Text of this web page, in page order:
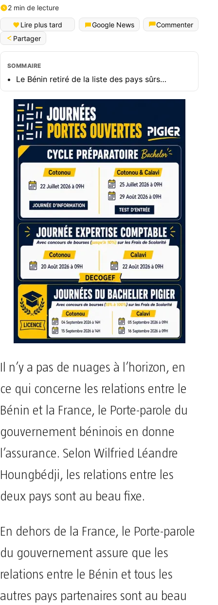
2 min de lecture
Lire plus tard Google News
Commenter
Partager
SOMMAIRE
Le Bénin retiré de la liste des pays sûrs…
Il n’y a pas de nuages à l’horizon, en
ce qui concerne les relations entre le
Bénin et la France, le Porte-parole du
gouvernement béninois en donne
l’assurance. Selon Wilfried Léandre
Houngbédji, les relations entre les
deux pays sont au beau fixe.
En dehors de la France, le Porte-parole
du gouvernement assure que les
relations entre le Bénin et tous les
autres pays partenaires sont au beau